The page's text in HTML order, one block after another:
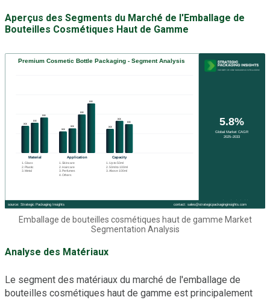
Aperçus des Segments du Marché de l'Emballage de
Bouteilles Cosmétiques Haut de Gamme
Emballage de bouteilles cosmétiques haut de gamme Market
Segmentation Analysis
Analyse des Matériaux
Le segment des matériaux du marché de l'emballage de
bouteilles cosmétiques haut de gamme est principalement